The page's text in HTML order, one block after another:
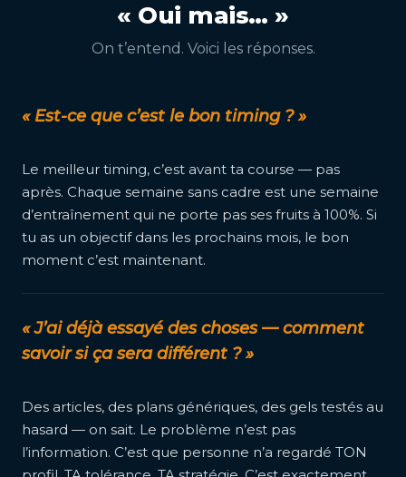
« Oui mais… »
On t’entend. Voici les réponses.
« Est-ce que c’est le bon timing ? »
Le meilleur timing, c’est avant ta course — pas
après. Chaque semaine sans cadre est une semaine
d’entraînement qui ne porte pas ses fruits à 100%. Si
tu as un objectif dans les prochains mois, le bon
moment c’est maintenant.
« J’ai déjà essayé des choses — comment
savoir si ça sera différent ? »
Des articles, des plans génériques, des gels testés au
hasard — on sait. Le problème n’est pas
l’information. C’est que personne n’a regardé TON